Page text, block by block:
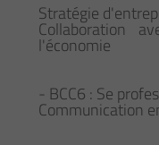
Stratégie
Collaboration
l'économie
- BCC6 : Se
Communication